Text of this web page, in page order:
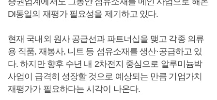
DI동일의 재평가 필요성을 제기하고 있다.
현재 국내외 원사 공급선과 파트너십을 맺고 각종 의류
용 직품, 재봉사, 니트 등 섬유소재를 생산·공급하고 있
다. 하지만 향후 수년 내 2차전지 중심으로 알루미늄박
사업이 급격히 성장할 것으로 예상되는 만큼 기업가치
재평가가 필요하다는 시각이 나온다.